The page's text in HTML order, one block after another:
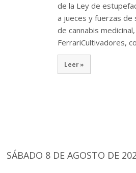
de la Ley de
a jueces y fuerzas
de cannabis
FerrariCultivadores,
Leer »
SÁBADO 8 DE AGOSTO DE